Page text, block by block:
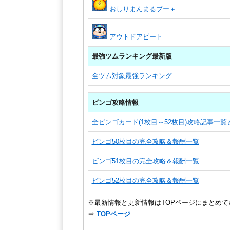
おしりまんまるプー＋
アウトドアピート
最強ツムランキング最新版
全ツム対象最強ランキング
ビンゴ攻略情報
全ビンゴカード(1枚目～52枚目)攻略記事一覧
ビンゴ50枚目の完全攻略＆報酬一覧
ビンゴ51枚目の完全攻略＆報酬一覧
ビンゴ52枚目の完全攻略＆報酬一覧
※最新情報と更新情報はTOPページにまとめて
⇒ TOPページ